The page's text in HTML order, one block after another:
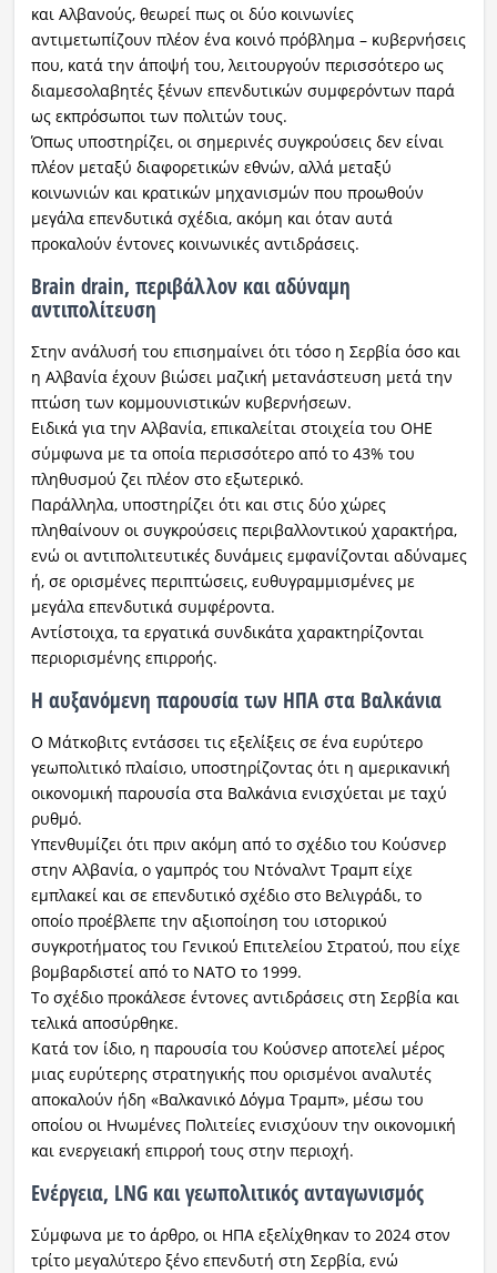
και Αλβανούς, θεωρεί πως οι δύο κοινωνίες
αντιμετωπίζουν πλέον ένα κοινό πρόβλημα – κυβερνήσεις
που, κατά την άποψή του, λειτουργούν περισσότερο ως
διαμεσολαβητές ξένων επενδυτικών συμφερόντων παρά
ως εκπρόσωποι των πολιτών τους.
Όπως υποστηρίζει, οι σημερινές συγκρούσεις δεν είναι
πλέον μεταξύ διαφορετικών εθνών, αλλά μεταξύ
κοινωνιών και κρατικών μηχανισμών που προωθούν
μεγάλα επενδυτικά σχέδια, ακόμη και όταν αυτά
προκαλούν έντονες κοινωνικές αντιδράσεις.
Brain drain, περιβάλλον και αδύναμη
αντιπολίτευση
Στην ανάλυσή του επισημαίνει ότι τόσο η Σερβία όσο και
η Αλβανία έχουν βιώσει μαζική μετανάστευση μετά την
πτώση των κομμουνιστικών κυβερνήσεων.
Ειδικά για την Αλβανία, επικαλείται στοιχεία του ΟΗΕ
σύμφωνα με τα οποία περισσότερο από το 43% του
πληθυσμού ζει πλέον στο εξωτερικό.
Παράλληλα, υποστηρίζει ότι και στις δύο χώρες
πληθαίνουν οι συγκρούσεις περιβαλλοντικού χαρακτήρα,
ενώ οι αντιπολιτευτικές δυνάμεις εμφανίζονται αδύναμες
ή, σε ορισμένες περιπτώσεις, ευθυγραμμισμένες με
μεγάλα επενδυτικά συμφέροντα.
Αντίστοιχα, τα εργατικά συνδικάτα χαρακτηρίζονται
περιορισμένης επιρροής.
Η αυξανόμενη παρουσία των ΗΠΑ στα Βαλκάνια
Ο Μάτκοβιτς εντάσσει τις εξελίξεις σε ένα ευρύτερο
γεωπολιτικό πλαίσιο, υποστηρίζοντας ότι η αμερικανική
οικονομική παρουσία στα Βαλκάνια ενισχύεται με ταχύ
ρυθμό.
Υπενθυμίζει ότι πριν ακόμη από το σχέδιο του Κούσνερ
στην Αλβανία, ο γαμπρός του Ντόναλντ Τραμπ είχε
εμπλακεί και σε επενδυτικό σχέδιο στο Βελιγράδι, το
οποίο προέβλεπε την αξιοποίηση του ιστορικού
συγκροτήματος του Γενικού Επιτελείου Στρατού, που είχε
βομβαρδιστεί από το ΝΑΤΟ το 1999.
Το σχέδιο προκάλεσε έντονες αντιδράσεις στη Σερβία και
τελικά αποσύρθηκε.
Κατά τον ίδιο, η παρουσία του Κούσνερ αποτελεί μέρος
μιας ευρύτερης στρατηγικής που ορισμένοι αναλυτές
αποκαλούν ήδη «Βαλκανικό Δόγμα Τραμπ», μέσω του
οποίου οι Ηνωμένες Πολιτείες ενισχύουν την οικονομική
και ενεργειακή επιρροή τους στην περιοχή.
Ενέργεια, LNG και γεωπολιτικός ανταγωνισμός
Σύμφωνα με το άρθρο, οι ΗΠΑ εξελίχθηκαν το 2024 στον
τρίτο μεγαλύτερο ξένο επενδυτή στη Σερβία, ενώ